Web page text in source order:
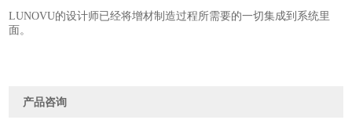
LUNOVU的设计师已经将增材制造过程所需要的一切集成到系统里
面。
产品咨询